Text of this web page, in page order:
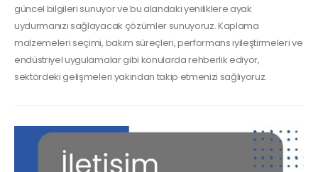
güncel bilgileri sunuyor ve bu alandaki yeniliklere ayak
uydurmanızı sağlayacak çözümler sunuyoruz. Kaplama
malzemeleri seçimi, bakım süreçleri, performans iyileştirmeleri ve
endüstriyel uygulamalar gibi konularda rehberlik ediyor,
sektördeki gelişmeleri yakından takip etmenizi sağlıyoruz.